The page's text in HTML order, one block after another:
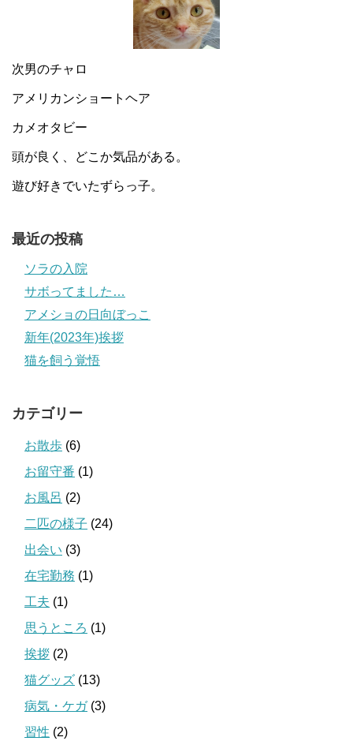
次男のチャロ
アメリカンショートヘア
カメオタビー
頭が良く、どこか気品がある。
遊び好きでいたずらっ子。
最近の投稿
ソラの入院
サボってました…
アメショの日向ぼっこ
新年(2023年)挨拶
猫を飼う覚悟
カテゴリー
お散歩 (6)
お留守番 (1)
お風呂 (2)
二匹の様子 (24)
出会い (3)
在宅勤務 (1)
工夫 (1)
思うところ (1)
挨拶 (2)
猫グッズ (13)
病気・ケガ(3)
習性 (2)